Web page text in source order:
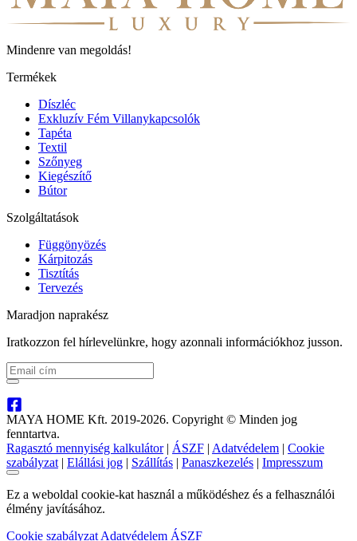
Mindenre van megoldás!
Termékek
Díszléc
Exkluzív Fém Villanykapcsolók
Tapéta
Textil
Szőnyeg
Kiegészítő
Bútor
Szolgáltatások
Függönyözés
Kárpitozás
Tisztítás
Tervezés
Maradjon naprakész
Iratkozzon fel hírlevelünkre, hogy azonnali információkhoz jusson.
MAYA HOME Kft. 2019-2026. Copyright © Minden jog
fenntartva.
Ragasztó mennyiség kalkulátor | ÁSZF | Adatvédelem | Cookie
szabályzat | Elállási jog | Szállítás | Panaszkezelés | Impresszum
Ez a weboldal cookie-kat használ a működéshez és a felhasználói
élmény javításához.
Cookie szabályzat Adatvédelem ÁSZF